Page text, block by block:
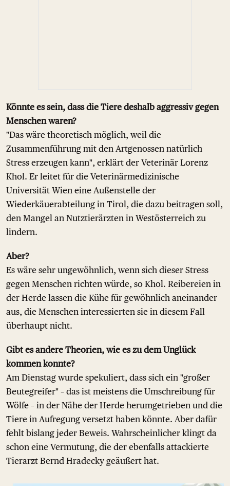
Könnte es sein, dass die Tiere deshalb aggressiv gegen
Menschen waren?
"Das wäre theoretisch möglich, weil die
Zusammenführung mit den Artgenossen natürlich
Stress erzeugen kann", erklärt der Veterinär Lorenz
Khol. Er leitet für die Veterinärmedizinische
Universität Wien eine Außenstelle der
Wiederkäuerabteilung in Tirol, die dazu beitragen soll,
den Mangel an Nutztierärzten in Westösterreich zu
lindern.
Aber?
Es wäre sehr ungewöhnlich, wenn sich dieser Stress
gegen Menschen richten würde, so Khol. Reibereien in
der Herde lassen die Kühe für gewöhnlich aneinander
aus, die Menschen interessierten sie in diesem Fall
überhaupt nicht.
Gibt es andere Theorien, wie es zu dem Unglück
kommen konnte?
Am Dienstag wurde spekuliert, dass sich ein "großer
Beutegreifer" – das ist meistens die Umschreibung für
Wölfe – in der Nähe der Herde herumgetrieben und die
Tiere in Aufregung versetzt haben könnte. Aber dafür
fehlt bislang jeder Beweis. Wahrscheinlicher klingt da
schon eine Vermutung, die der ebenfalls attackierte
Tierarzt Bernd Hradecky geäußert hat.